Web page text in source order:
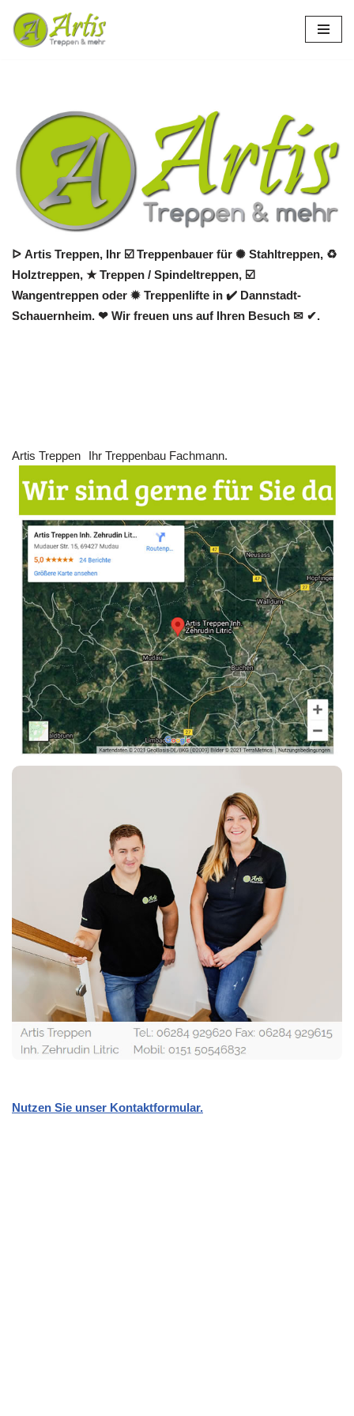
Zum
ᐅ Artis Treppen, Ihr ☑️ Treppenbauer für ✺ Stahltreppen, ♻
Holztreppen, ★ Treppen / Spindeltreppen, ☑️
Wangentreppen oder ✹ Treppenlifte in ✔️ Dannstadt-
Schauernheim. ❤ Wir freuen uns auf Ihren Besuch ✉ ✔.
Artis Treppen Ihr Treppenbau Fachmann.
Nutzen Sie unser Kontaktformular.